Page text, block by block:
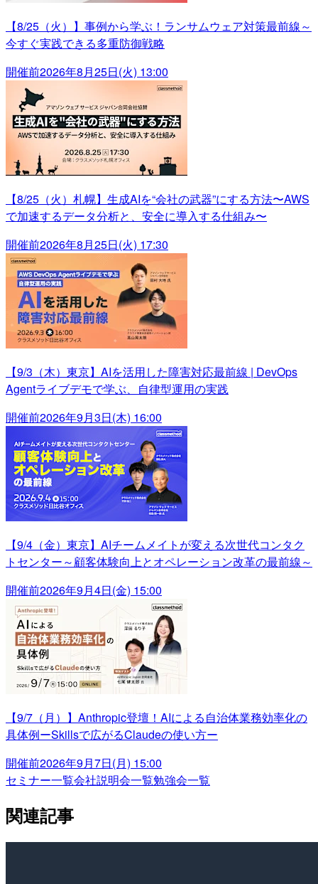
【8/25（火）】事例から学ぶ！ランサムウェア対策最前線～
今すぐ実践できる多重防御戦略
開催前2026年8月25日(火) 13:00
【8/25（火）札幌】生成AIを“会社の武器”にする方法〜AWS
で加速するデータ分析と、安全に導入する仕組み〜
開催前2026年8月25日(火) 17:30
【9/3（木）東京】AIを活用した障害対応最前線 | DevOps
Agentライブデモで学ぶ、自律型運用の実践
開催前2026年9月3日(木) 16:00
【9/4（金）東京】AIチームメイトが変える次世代コンタク
トセンター～顧客体験向上とオペレーション改革の最前線～
開催前2026年9月4日(金) 15:00
【9/7（月）】Anthropic登壇！AIによる自治体業務効率化の
具体例ーSkillsで広がるClaudeの使い方ー
開催前2026年9月7日(月) 15:00
セミナー一覧会社説明会一覧勉強会一覧
関連記事